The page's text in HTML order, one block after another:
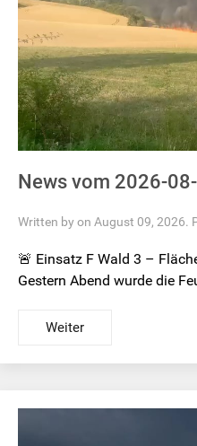
News vom 2026-
Written by on August 09, 2026.
🚨 Einsatz F Wald 3 –
Gestern Abend wurde die
Weiter